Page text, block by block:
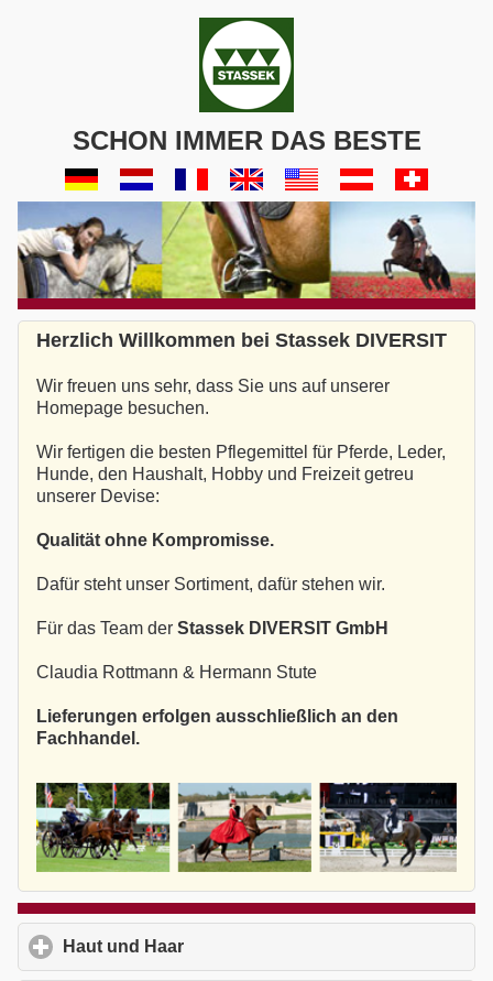
SCHON IMMER DAS BESTE
Herzlich Willkommen bei Stassek DIVERSIT
Wir freuen uns sehr, dass Sie uns auf unserer
Homepage besuchen.
Wir fertigen die besten Pflegemittel für Pferde, Leder,
Hunde, den Haushalt, Hobby und Freizeit getreu
unserer Devise:
Qualität ohne Kompromisse.
Dafür steht unser Sortiment, dafür stehen wir.
Für das Team der Stassek DIVERSIT GmbH
Claudia Rottmann & Hermann Stute
Lieferungen erfolgen ausschließlich an den
Fachhandel.
Haut und Haar